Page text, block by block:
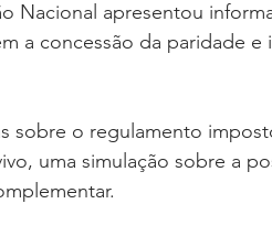
Nacional apresentou
a concessão da paridade e
sobre o regulamento
uma simulação sobre a